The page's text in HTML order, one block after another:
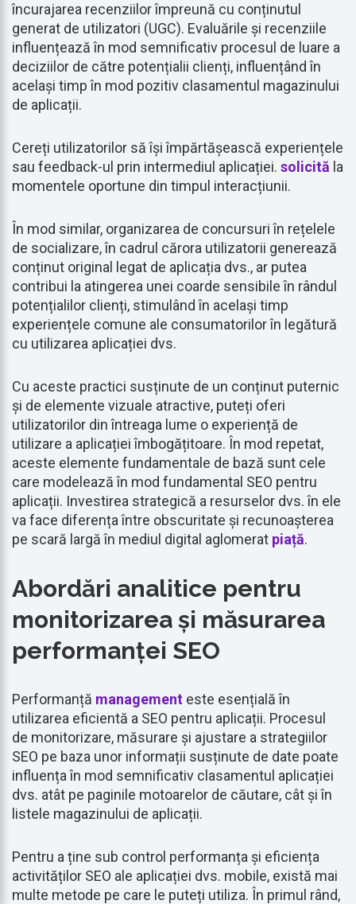
încurajarea recenziilor împreună cu conținutul
generat de utilizatori (UGC). Evaluările și recenziile
influențează în mod semnificativ procesul de luare a
deciziilor de către potențialii clienți, influențând în
același timp în mod pozitiv clasamentul magazinului
de aplicații.
Cereți utilizatorilor să își împărtășească experiențele
sau feedback-ul prin intermediul aplicației. solicită la
momentele oportune din timpul interacțiunii.
În mod similar, organizarea de concursuri în rețelele
de socializare, în cadrul cărora utilizatorii generează
conținut original legat de aplicația dvs., ar putea
contribui la atingerea unei coarde sensibile în rândul
potențialilor clienți, stimulând în același timp
experiențele comune ale consumatorilor în legătură
cu utilizarea aplicației dvs.
Cu aceste practici susținute de un conținut puternic
și de elemente vizuale atractive, puteți oferi
utilizatorilor din întreaga lume o experiență de
utilizare a aplicației îmbogățitoare. În mod repetat,
aceste elemente fundamentale de bază sunt cele
care modelează în mod fundamental SEO pentru
aplicații. Investirea strategică a resurselor dvs. în ele
va face diferența între obscuritate și recunoașterea
pe scară largă în mediul digital aglomerat piață.
Abordări analitice pentru
monitorizarea și măsurarea
performanței SEO
Performanță management este esențială în
utilizarea eficientă a SEO pentru aplicații. Procesul
de monitorizare, măsurare și ajustare a strategiilor
SEO pe baza unor informații susținute de date poate
influența în mod semnificativ clasamentul aplicației
dvs. atât pe paginile motoarelor de căutare, cât și în
listele magazinului de aplicații.
Pentru a ține sub control performanța și eficiența
activităților SEO ale aplicației dvs. mobile, există mai
multe metode pe care le puteți utiliza. În primul rând,